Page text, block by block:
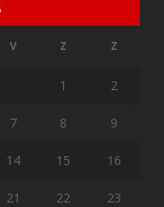
V Z Z
1 2
7 8 9
14 15 16
21 22 23